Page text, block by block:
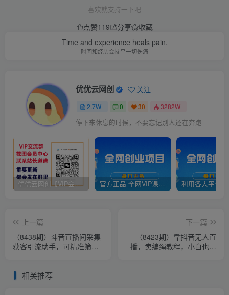
喜欢就支持一下吧
点赞119 分享
收藏
Time and experience heals pain.
时间和经历会抚平一切伤痛
优优云网创 关注
2.7W+ 0 30 3282W+
停下来休息的时候，不要忘记别人还在奔跑
优优云网创【VIP会员专属交流群】 官方正品 全网VIP课程 无损下载~
上一篇
（8438期）斗音直播间采集
获客引流助手，可精准筛选
下一篇
（8423期）靠抖音无人直
播，卖编绳教程，小白也能
相关推荐